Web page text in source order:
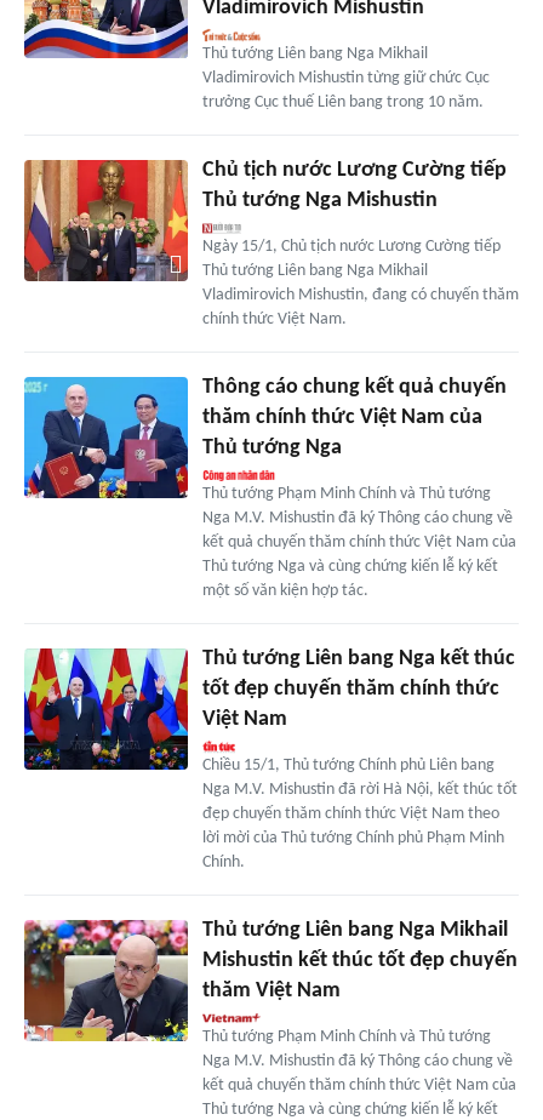
Vladimirovich Mishustin
Thủ tướng Liên bang Nga Mikhail
Vladimirovich Mishustin từng giữ chức Cục
trưởng Cục thuế Liên bang trong 10 năm.
Chủ tịch nước Lương Cường tiếp
Thủ tướng Nga Mishustin
Ngày 15/1, Chủ tịch nước Lương Cường tiếp
Thủ tướng Liên bang Nga Mikhail
Vladimirovich Mishustin, đang có chuyến thăm
chính thức Việt Nam.
Thông cáo chung kết quả chuyến
thăm chính thức Việt Nam của
Thủ tướng Nga
Thủ tướng Phạm Minh Chính và Thủ tướng
Nga M.V. Mishustin đã ký Thông cáo chung về
kết quả chuyến thăm chính thức Việt Nam của
Thủ tướng Nga và cùng chứng kiến lễ ký kết
một số văn kiện hợp tác.
Thủ tướng Liên bang Nga kết thúc
tốt đẹp chuyến thăm chính thức
Việt Nam
Chiều 15/1, Thủ tướng Chính phủ Liên bang
Nga M.V. Mishustin đã rời Hà Nội, kết thúc tốt
đẹp chuyến thăm chính thức Việt Nam theo
lời mời của Thủ tướng Chính phủ Phạm Minh
Chính.
Thủ tướng Liên bang Nga Mikhail
Mishustin kết thúc tốt đẹp chuyến
thăm Việt Nam
Thủ tướng Phạm Minh Chính và Thủ tướng
Nga M.V. Mishustin đã ký Thông cáo chung về
kết quả chuyến thăm chính thức Việt Nam của
Thủ tướng Nga và cùng chứng kiến lễ ký kết